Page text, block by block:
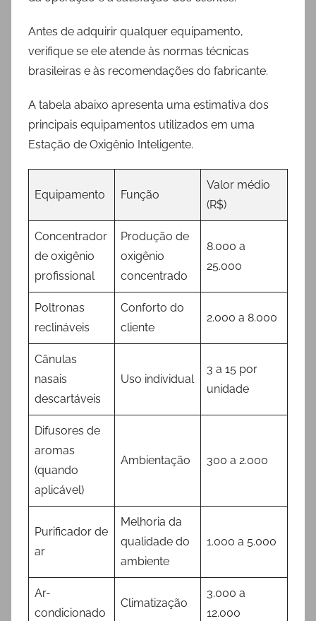
Antes de adquirir qualquer equipamento,
verifique se ele atende às normas técnicas
brasileiras e às recomendações do fabricante.
A tabela abaixo apresenta uma estimativa dos
principais equipamentos utilizados em uma
Estação de Oxigênio Inteligente.
Equipamento Função
Valor médio
(R$)
Concentrador
de oxigênio
profissional
Produção de
oxigênio
concentrado
8.000 a
25.000
Poltronas
reclináveis
Conforto do
cliente
2.000 a 8.000
Cânulas
nasais
descartáveis
Uso individual
3 a 15 por
unidade
Difusores de
aromas
(quando
aplicável)
Ambientação 300 a 2.000
Purificador de
ar
Melhoria da
qualidade do
ambiente
1.000 a 5.000
Ar-
condicionado
Climatização
3.000 a
12.000